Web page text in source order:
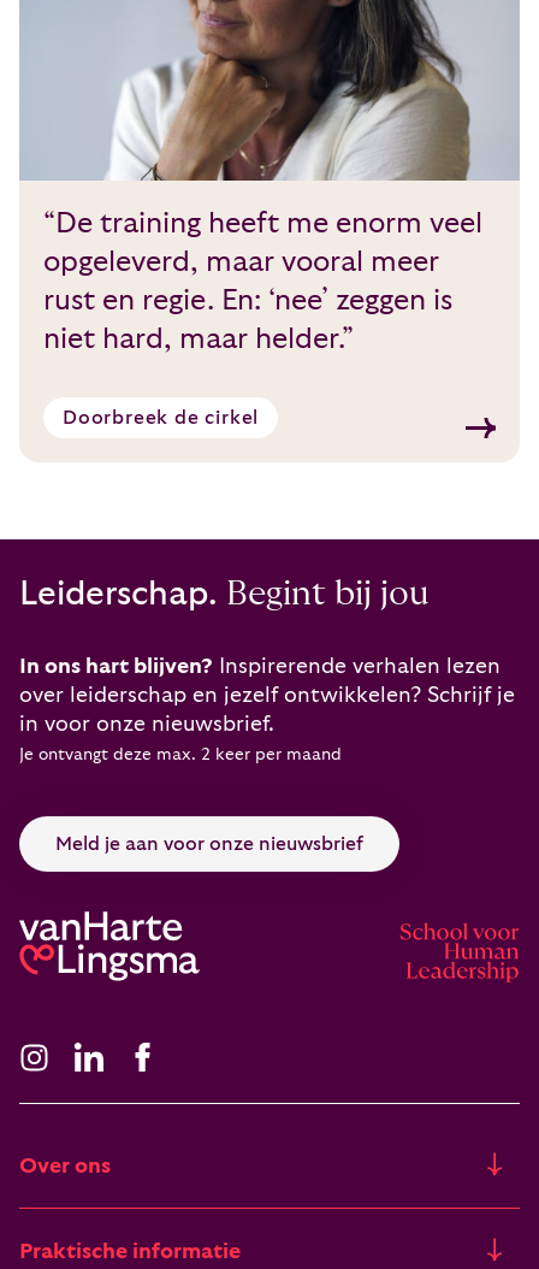
“De training heeft me enorm veel
opgeleverd, maar vooral meer
rust en regie. En: ‘nee’ zeggen is
niet hard, maar helder.”
Doorbreek de cirkel
Leiderschap. Begint bij jou
In ons hart blijven? Inspirerende verhalen lezen
over leiderschap en jezelf ontwikkelen? Schrijf je
in voor onze nieuwsbrief.
Je ontvangt deze max. 2 keer per maand
Meld je aan voor onze nieuwsbrief
Over ons
Praktische informatie